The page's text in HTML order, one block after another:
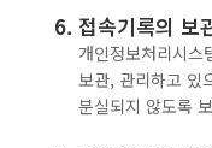
6. 접속기록의 보
개인정보처리시스
보관, 관리하고 있
분실되지 않도록